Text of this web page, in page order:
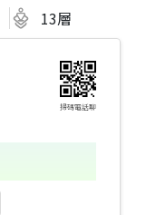
13層
掃碼電話聊